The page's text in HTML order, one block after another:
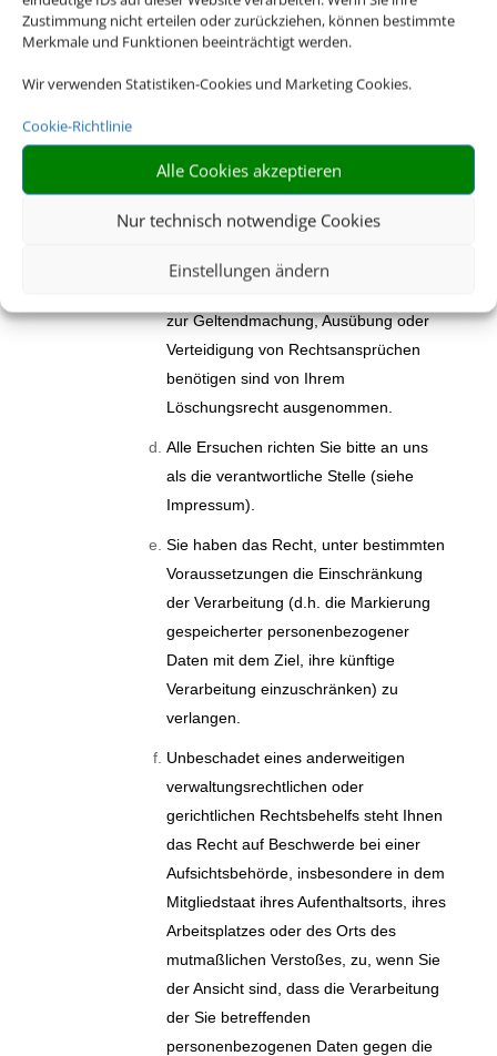
Zustimmung nicht erteilen oder zurückziehen, können bestimmte
Merkmale und Funktionen beeinträchtigt werden.
Wir verwenden Statistiken-Cookies und Marketing Cookies.
Cookie-Richtlinie
Alle Cookies akzeptieren
Nur technisch notwendige Cookies
Einstellungen ändern
gespeicherten personenbezogenen
gesetzlichen Voraussetzungen
Löschungsrecht Einschränkungen
unterliegen kann. Zum Beispiel müssen
die wir aufgrund gesetzlicher
Aufbewahrungsfristen noch weiter
zur Geltendmachung, Ausübung oder
Verteidigung von Rechtsansprüchen
benötigen sind von Ihrem
Löschungsrecht ausgenommen.
Alle Ersuchen richten Sie bitte an uns
als die verantwortliche Stelle (siehe
Impressum).
Sie haben das Recht, unter bestimmten
Voraussetzungen die Einschränkung
der Verarbeitung (d.h. die Markierung
gespeicherter personenbezogener
Daten mit dem Ziel, ihre künftige
Verarbeitung einzuschränken) zu
verlangen.
Unbeschadet eines anderweitigen
verwaltungsrechtlichen oder
gerichtlichen Rechtsbehelfs steht Ihnen
das Recht auf Beschwerde bei einer
Aufsichtsbehörde, insbesondere in dem
Mitgliedstaat ihres Aufenthaltsorts, ihres
Arbeitsplatzes oder des Orts des
mutmaßlichen Verstoßes, zu, wenn Sie
der Ansicht sind, dass die Verarbeitung
der Sie betreffenden
personenbezogenen Daten gegen die